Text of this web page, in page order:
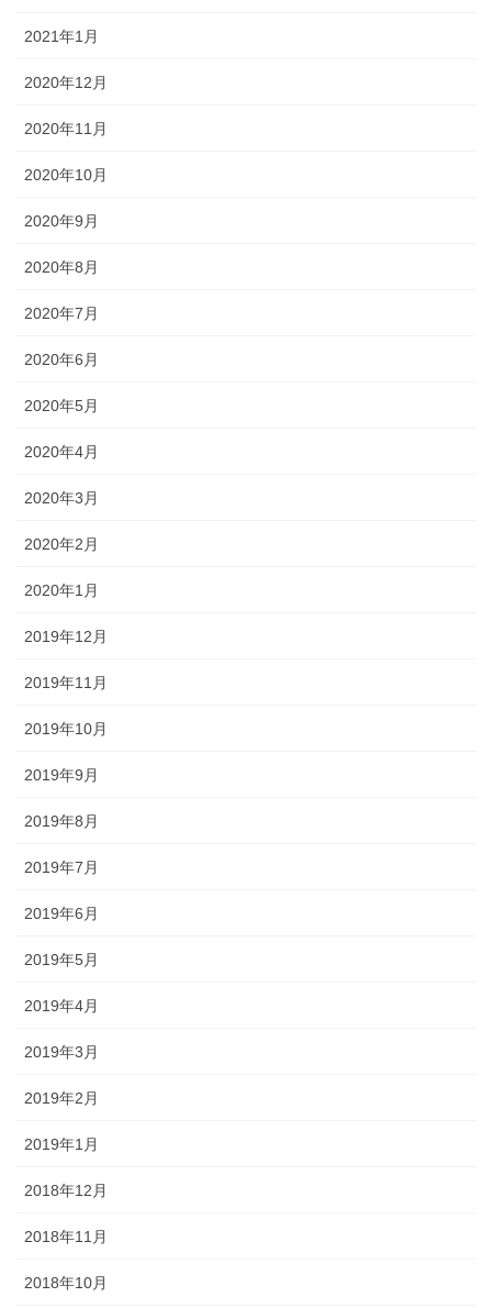
2021年1月
2020年12月
2020年11月
2020年10月
2020年9月
2020年8月
2020年7月
2020年6月
2020年5月
2020年4月
2020年3月
2020年2月
2020年1月
2019年12月
2019年11月
2019年10月
2019年9月
2019年8月
2019年7月
2019年6月
2019年5月
2019年4月
2019年3月
2019年2月
2019年1月
2018年12月
2018年11月
2018年10月